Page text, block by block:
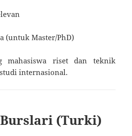
(untuk Master/PhD)
mahasiswa riset dan teknik
internasional.
(Turki)